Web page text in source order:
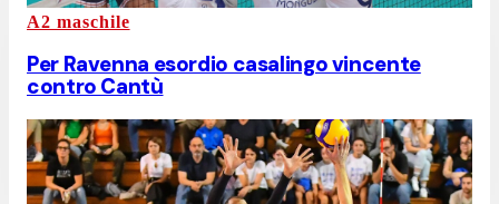
A2 maschile
Per Ravenna esordio casalingo vincente
contro Cantù